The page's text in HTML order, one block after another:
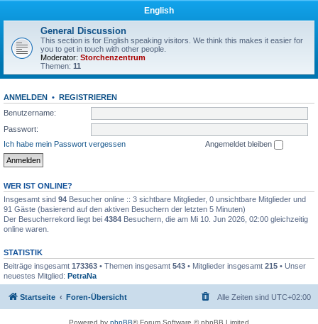
English
General Discussion
This section is for English speaking visitors. We think this makes it easier for
you to get in touch with other people.
Moderator: Storchenzentrum
Themen: 11
ANMELDEN • REGISTRIEREN
Benutzername:
Passwort:
Ich habe mein Passwort vergessen
Angemeldet bleiben
WER IST ONLINE?
Insgesamt sind 94 Besucher online :: 3 sichtbare Mitglieder, 0 unsichtbare Mitglieder und
91 Gäste (basierend auf den aktiven Besuchern der letzten 5 Minuten)
Der Besucherrekord liegt bei 4384 Besuchern, die am Mi 10. Jun 2026, 02:00 gleichzeitig
online waren.
STATISTIK
Beiträge insgesamt 173363 • Themen insgesamt 543 • Mitglieder insgesamt 215 • Unser
neuestes Mitglied: PetraNa
Startseite Foren-Übersicht Alle Zeiten sind UTC+02:00
Powered by phpBB® Forum Software © phpBB Limited